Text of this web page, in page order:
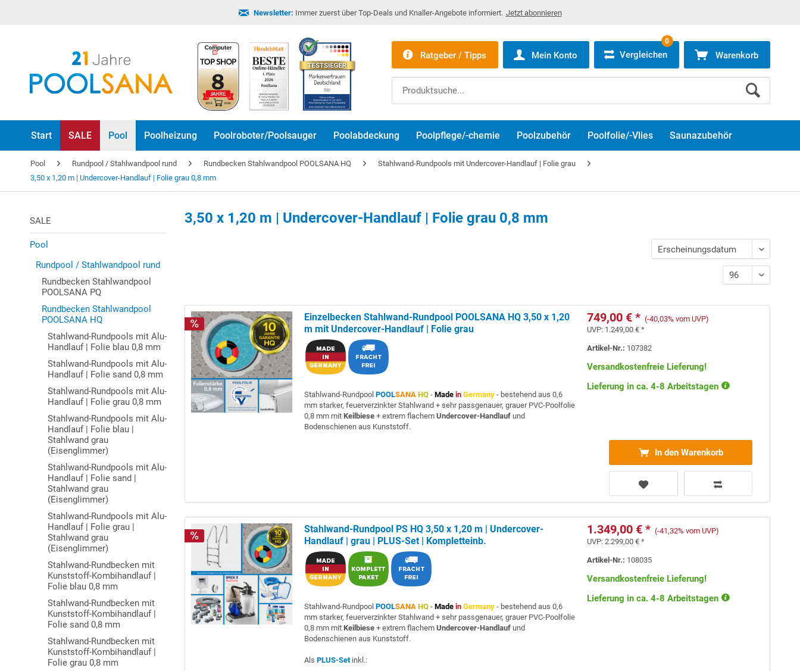
Newsletter: Immer zuerst über Top-Deals und Knaller-Angebote informiert. Jetzt abonnieren
Ratgeber / Tipps Mein Konto Vergleichen
0
Warenkorb
Start SALE Pool Poolheizung Poolroboter/Poolsauger Poolabdeckung Poolpflege/-chemie Poolzubehör Poolfolie/-Vlies Saunazubehör
Pool Rundpool / Stahlwandpool rund Rundbecken Stahlwandpool POOLSANA HQ
Stahlwand-Rundpools mit Undercover-Handlauf | Folie grau
3,50 x 1,20 m | Undercover-Handlauf | Folie grau 0,8 mm
SALE
Pool
Rundpool / Stahlwandpool rund
Rundbecken Stahlwandpool
POOLSANA PQ
Rundbecken Stahlwandpool
POOLSANA HQ
Stahlwand-Rundpools mit Alu-
Handlauf | Folie blau 0,8 mm
Stahlwand-Rundpools mit Alu-
Handlauf | Folie sand 0,8 mm
Stahlwand-Rundpools mit Alu-
Handlauf | Folie grau 0,8 mm
Stahlwand-Rundpools mit Alu-
Handlauf | Folie blau |
Stahlwand grau
(Eisenglimmer)
Stahlwand-Rundpools mit Alu-
Handlauf | Folie sand |
Stahlwand grau
(Eisenglimmer)
Stahlwand-Rundpools mit Alu-
Handlauf | Folie grau |
Stahlwand grau
(Eisenglimmer)
Stahlwand-Rundbecken mit
Kunststoff-Kombihandlauf |
Folie blau 0,8 mm
Stahlwand-Rundbecken mit
Kunststoff-Kombihandlauf |
Folie sand 0,8 mm
Stahlwand-Rundbecken mit
Kunststoff-Kombihandlauf |
Folie grau 0,8 mm
3,50 x 1,20 m | Undercover-Handlauf | Folie grau 0,8 mm
Einzelbecken Stahlwand-Rundpool POOLSANA HQ 3,50 x 1,20
m mit Undercover-Handlauf | Folie grau
Stahlwand-RundpoolPOOLSANA HQ -Made in Germany - bestehend aus 0,6
mm starker, feuerverzinkter Stahlwand + sehr passgenauer, grauer PVC-Poolfolie
0,8 mm mitKeilbiese + extrem flachemUndercover-Handlauf und
Bodenschienen aus Kunststoff.
749,00 € * (-40,03% vom UVP)
UVP: 1.249,00 € *
Artikel-Nr.: 107382
Versandkostenfreie Lieferung!
Lieferung in ca. 4-8 Arbeitstagen
In den Warenkorb
Stahlwand-Rundpool PS HQ 3,50 x 1,20 m | Undercover-
Handlauf | grau | PLUS-Set | Kompletteinb.
Stahlwand-RundpoolPOOLSANA HQ -Made in Germany - bestehend aus 0,6
mm starker, feuerverzinkter Stahlwand + sehr passgenauer, grauer PVC-Poolfolie
0,8 mm mitKeilbiese + extrem flachemUndercover-Handlauf und
Bodenschienen aus Kunststoff.
AlsPLUS-Setinkl.:
1.349,00 € * (-41,32% vom UVP)
UVP:2.299,00 € *
Artikel-Nr.: 108035
Versandkostenfreie Lieferung!
Lieferung in ca. 4-8 Arbeitstagen